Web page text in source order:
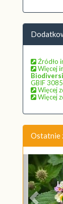
Źródło
Więcej
GBIF
Więcej
Więcej
Ostatnie